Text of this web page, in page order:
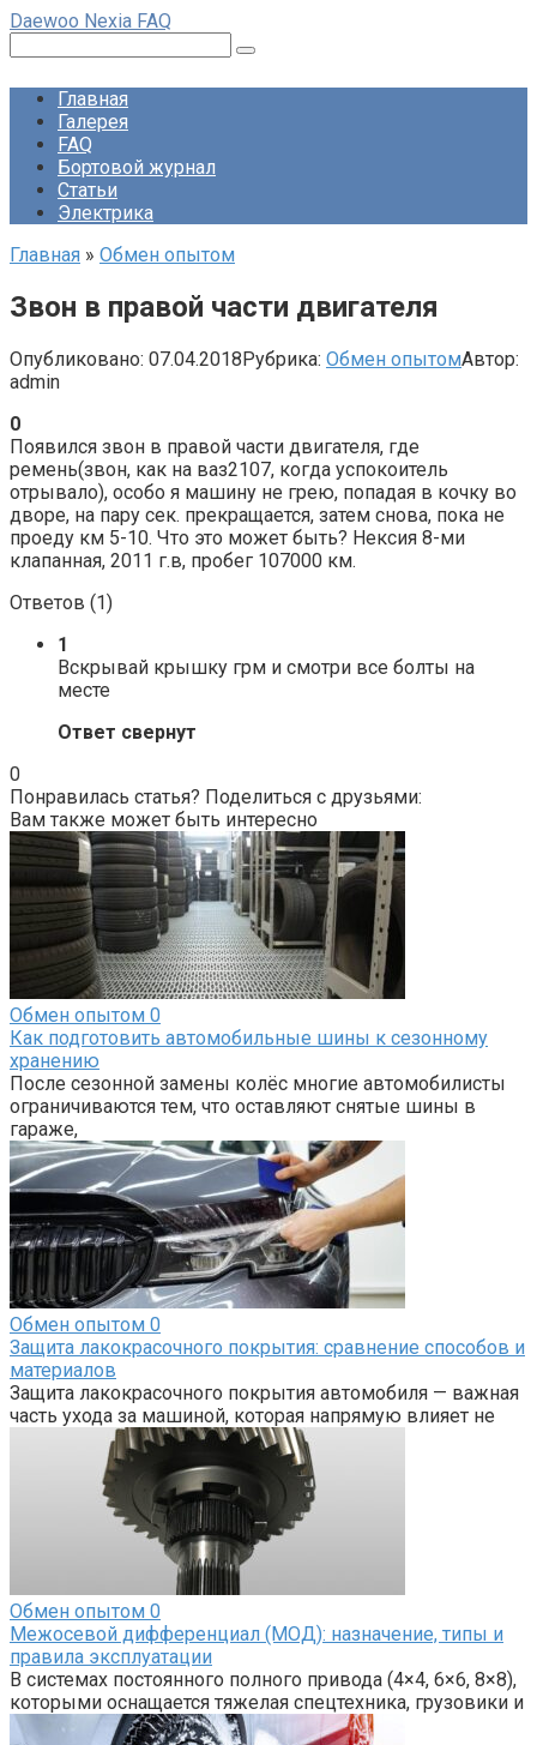
Перейти
контенту
Daewoo Nexia FAQ
Главная
Галерея
FAQ
Бортовой журнал
Статьи
Электрика
Главная » Обмен опытом
Звон в правой части двигателя
Опубликовано: 07.04.2018Рубрика: Обмен опытомАвтор:
admin
0
Появился звон в правой части двигателя, где
ремень(звон, как на ваз2107, когда успокоитель
отрывало), особо я машину не грею, попадая в кочку во
дворе, на пару сек. прекращается, затем снова, пока не
проеду км 5-10. Что это может быть? Нексия 8-ми
клапанная, 2011 г.в, пробег 107000 км.
Ответов (1)
1
Вскрывай крышку грм и смотри все болты на
месте
Ответ свернут
0
Понравилась статья? Поделиться с друзьями:
Вам также может быть интересно
Обмен опытом 0
Как подготовить автомобильные шины к сезонному
хранению
После сезонной замены колёс многие автомобилисты
ограничиваются тем, что оставляют снятые шины в
гараже,
Обмен опытом 0
Защита лакокрасочного покрытия: сравнение способов и
материалов
Защита лакокрасочного покрытия автомобиля — важная
часть ухода за машиной, которая напрямую влияет не
Обмен опытом 0
Межосевой дифференциал (МОД): назначение, типы и
правила эксплуатации
В системах постоянного полного привода (4×4, 6×6, 8×8),
которыми оснащается тяжелая спецтехника, грузовики и